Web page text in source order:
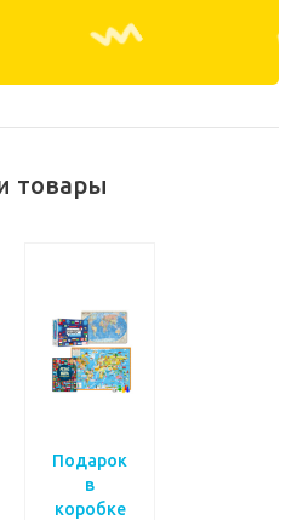
товары
Подарок
в
коробке